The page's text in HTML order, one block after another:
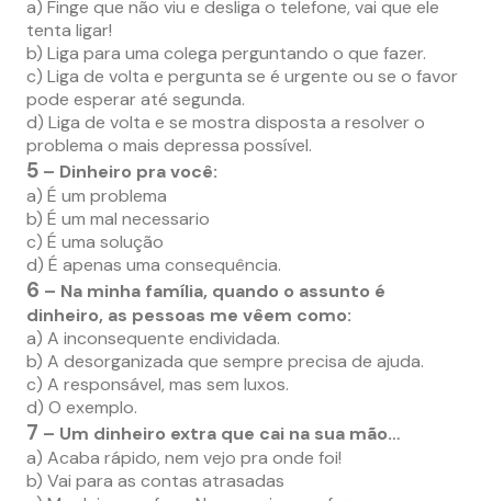
a) Finge que não viu e desliga o telefone, vai que ele
tenta ligar!
b) Liga para uma colega perguntando o que fazer.
c) Liga de volta e pergunta se é urgente ou se o favor
pode esperar até segunda.
d) Liga de volta e se mostra disposta a resolver o
problema o mais depressa possível.
5 – Dinheiro pra você:
a) É um problema
b) É um mal necessario
c) É uma solução
d) É apenas uma consequência.
6 – Na minha família, quando o assunto é
dinheiro, as pessoas me vêem como:
a) A inconsequente endividada.
b) A desorganizada que sempre precisa de ajuda.
c) A responsável, mas sem luxos.
d) O exemplo.
7 – Um dinheiro extra que cai na sua mão…
a) Acaba rápido, nem vejo pra onde foi!
b) Vai para as contas atrasadas